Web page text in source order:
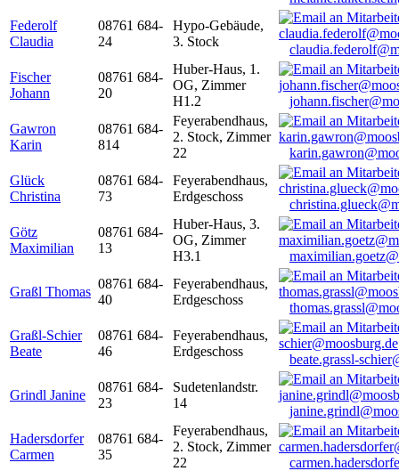
Federolf
Claudia
08761 684-
24
Hypo-Gebäude,
3. Stock
Fischer
Johann
08761 684-
20
Huber-Haus, 1.
OG, Zimmer
H1.2
Gawron
Karin
08761 684-
814
Feyerabendhaus,
2. Stock, Zimmer
22
Glück
Christina
08761 684-
73
Feyerabendhaus,
Erdgeschoss
Götz
Maximilian
08761 684-
13
Huber-Haus, 3.
OG, Zimmer
H3.1
Graßl Thomas
08761 684-
40
Feyerabendhaus,
Erdgeschoss
Graßl-Schier
Beate
08761 684-
46
Feyerabendhaus,
Erdgeschoss
beate.grassl-
Grindl Janine
08761 684-
23
Sudetenlandstr.
14
Hadersdorfer
Carmen
08761 684-
35
Feyerabendhaus,
2. Stock, Zimmer
22